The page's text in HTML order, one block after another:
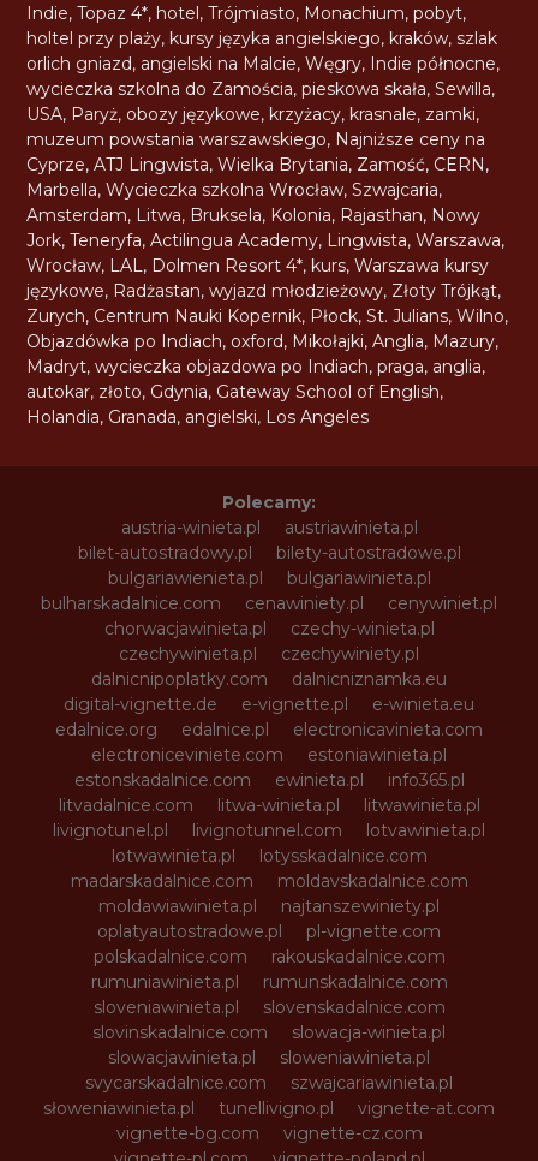
Indie,Topaz 4*, hotel,Trójmiasto, Monachium,pobyt,
holtel przy plaży, kursy języka angielskiego, kraków,szlak
orlich gniazd, angielski na Malcie,Węgry, Indie północne,
wycieczka szkolna do Zamościa,pieskowa skała,Sewilla,
USA, Paryż, obozy językowe, krzyżacy, krasnale, zamki,
muzeum powstania warszawskiego, Najniższe ceny na
Cyprze,ATJ Lingwista,Wielka Brytania, Zamość, CERN,
Marbella,Wycieczka szkolna Wrocław,Szwajcaria,
Amsterdam, Litwa, Bruksela, Kolonia, Rajasthan, Nowy
Jork,Teneryfa,Actilingua Academy, Lingwista,Warszawa,
Wrocław, LAL, Dolmen Resort 4*, kurs,Warszawa kursy
językowe, Radżastan,wyjazd młodzieżowy, Złoty Trójkąt,
Zurych, Centrum Nauki Kopernik, Płock,St. Julians,Wilno,
Objazdówka po Indiach, oxford, Mikołajki,Anglia, Mazury,
Madryt,wycieczka objazdowa po Indiach,praga, anglia,
autokar, złoto, Gdynia, Gateway School of English,
Holandia, Granada, angielski, Los Angeles
Polecamy:
austria-winieta.pl
austriawinieta.pl
bilet-autostradowy.pl
bilety-autostradowe.pl
bulgariawienieta.pl
bulgariawinieta.pl
bulharskadalnice.com
cenawiniety.pl
cenywiniet.pl
chorwacjawinieta.pl
czechy-winieta.pl
czechywinieta.pl
czechywiniety.pl
dalnicnipoplatky.com
dalnicniznamka.eu
digital-vignette.de
e-vignette.pl
e-winieta.eu
edalnice.org
edalnice.pl
electronicavinieta.com
electroniceviniete.com
estoniawinieta.pl
estonskadalnice.com
ewinieta.pl
info365.pl
litvadalnice.com
litwa-winieta.pl
litwawinieta.pl
livignotunel.pl
livignotunnel.com
lotvawinieta.pl
lotwawinieta.pl
lotysskadalnice.com
madarskadalnice.com
moldavskadalnice.com
moldawiawinieta.pl
najtanszewiniety.pl
oplatyautostradowe.pl
pl-vignette.com
polskadalnice.com
rakouskadalnice.com
rumuniawinieta.pl
rumunskadalnice.com
sloveniawinieta.pl
slovenskadalnice.com
slovinskadalnice.com
slowacja-winieta.pl
slowacjawinieta.pl
sloweniawinieta.pl
svycarskadalnice.com
szwajcariawinieta.pl
słoweniawinieta.pl
tunellivigno.pl
vignette-at.com
vignette-bg.com
vignette-cz.com